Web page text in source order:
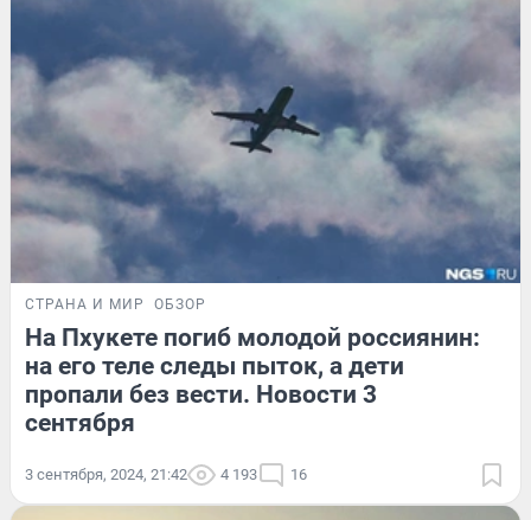
СТРАНА И МИР ОБЗОР
На Пхукете погиб молодой россиянин:
на его теле следы пыток, а дети
пропали без вести. Новости 3
сентября
3 сентября, 2024, 21:42 4 193 16